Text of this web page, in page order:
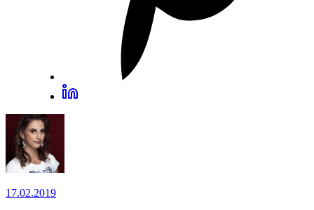
17.02.2019